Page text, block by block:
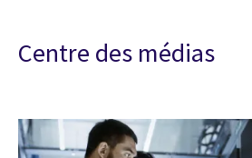
Centre des médias